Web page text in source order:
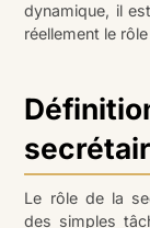
dynamique, il
réellement le
Le rôle de la
des simples